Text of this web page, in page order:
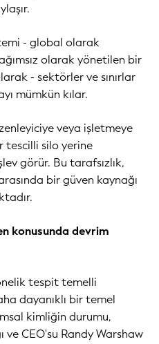
- global olarak
olarak yönetilen bir
- sektörler ve sınırlar
mümkün kılar.
veya işletmeye
tescilli silo yerine
görür. Bu tarafsızlık,
bir güven kaynağı
konusunda devrim
tespit temelli
dayanıklı bir temel
kimliğin durumu,
ve CEO'su Randy Warshaw